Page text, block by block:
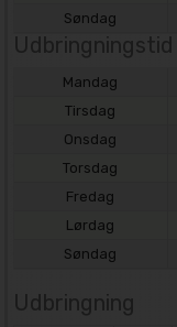
Søndag
Udbringningstid
Mandag
Tirsdag
Onsdag
Torsdag
Fredag
Lørdag
Søndag
Udbringning